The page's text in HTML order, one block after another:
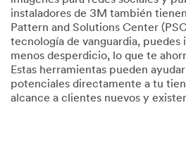
instaladores de 3M también
Pattern and Solutions Center
tecnología de vanguardia, puedes
menos desperdicio, lo que te
Estas herramientas pueden
potenciales directamente a tu
alcance a clientes nuevos y